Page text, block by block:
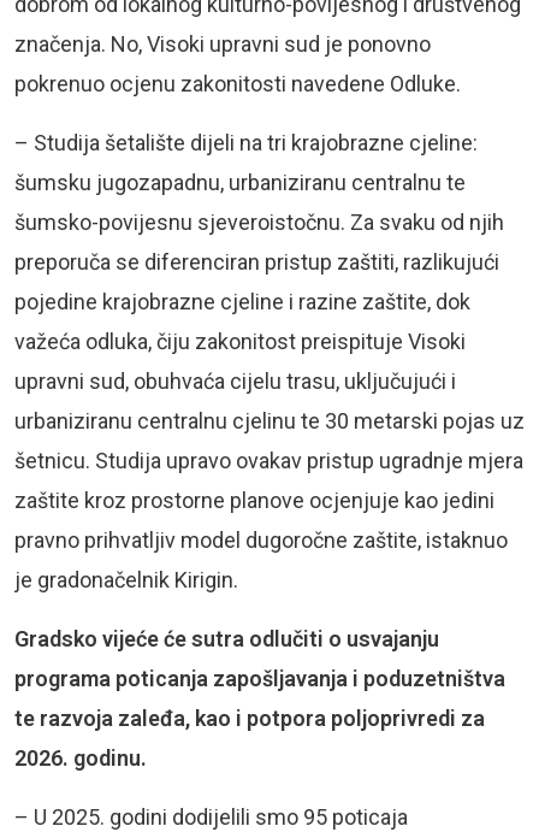
značenja. No, Visoki upravni sud je ponovno
pokrenuo ocjenu zakonitosti navedene Odluke.
– Studija šetalište dijeli na tri krajobrazne cjeline:
šumsku jugozapadnu, urbaniziranu centralnu te
šumsko-povijesnu sjeveroistočnu. Za svaku od njih
preporuča se diferenciran pristup zaštiti, razlikujući
pojedine krajobrazne cjeline i razine zaštite, dok
važeća odluka, čiju zakonitost preispituje Visoki
upravni sud, obuhvaća cijelu trasu, uključujući i
urbaniziranu centralnu cjelinu te 30 metarski pojas uz
šetnicu. Studija upravo ovakav pristup ugradnje mjera
zaštite kroz prostorne planove ocjenjuje kao jedini
pravno prihvatljiv model dugoročne zaštite, istaknuo
je gradonačelnik Kirigin.
Gradsko vijeće će sutra odlučiti o usvajanju
programa poticanja zapošljavanja i poduzetništva
te razvoja zaleđa, kao i potpora poljoprivredi za
2026. godinu.
– U 2025. godini dodijelili smo 95 poticaja